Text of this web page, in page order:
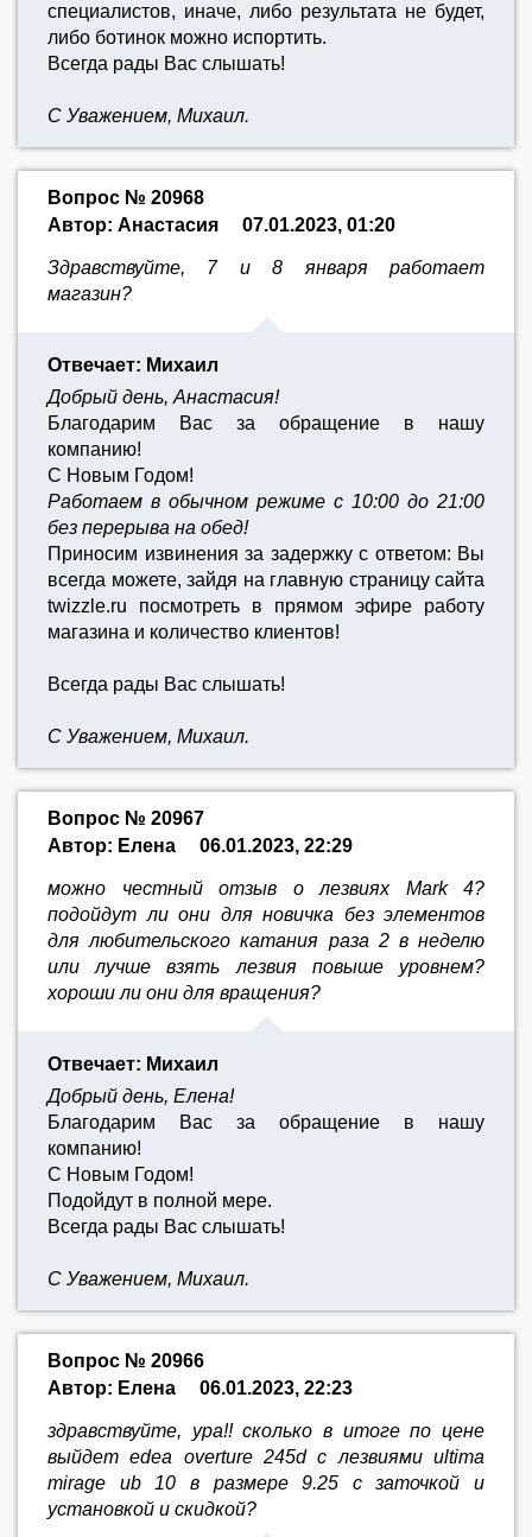
специалистов, иначе, либо результата не будет,
либо ботинок можно испортить.
Всегда рады Вас слышать!
С Уважением, Михаил.
Вопрос № 20968
Автор: Анастасия
07.01.2023, 01:20
Здравствуйте, 7 и 8 января работает
магазин?
Отвечает: Михаил
Добрый день, Анастасия!
Благодарим Вас за обращение в нашу
компанию!
С Новым Годом!
Работаем в обычном режиме с 10:00 до 21:00
без перерыва на обед!
Приносим извинения за задержку с ответом: Вы
всегда можете, зайдя на главную страницу сайта
twizzle.ru посмотреть в прямом эфире работу
магазина и количество клиентов!
Всегда рады Вас слышать!
С Уважением, Михаил.
Вопрос № 20967
Автор: Елена
06.01.2023, 22:29
можно честный отзыв о лезвиях Mark 4?
подойдут ли они для новичка без элементов
для любительского катания раза 2 в неделю
или лучше взять лезвия повыше уровнем?
хороши ли они для вращения?
Отвечает: Михаил
Добрый день, Елена!
Благодарим Вас за обращение в нашу
компанию!
С Новым Годом!
Подойдут в полной мере.
Всегда рады Вас слышать!
С Уважением, Михаил.
Вопрос № 20966
Автор: Елена
06.01.2023, 22:23
здравствуйте, ура!! сколько в итоге по цене
выйдет edea overture 245d с лезвиями ultima
mirage ub 10 в размере 9.25 с заточкой и
установкой и скидкой?